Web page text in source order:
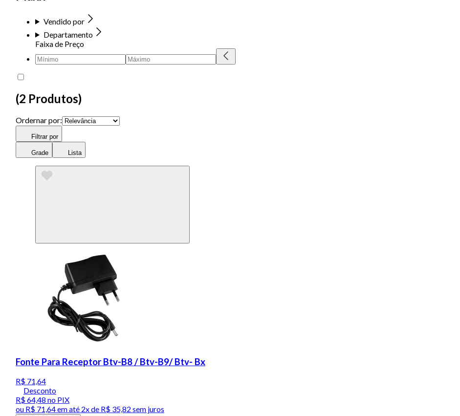
Vendido por
Departamento
Faixa de Preço
(2 Produtos)
Ordernar por:
Filtrar por
Grade Lista
Fonte Para Receptor Btv-B8 / Btv-B9/ Btv- Bx
R$ 71,64
Desconto
R$ 64,48 no PIX
ou R$ 71,64em até 2x de R$ 35,82 sem juros